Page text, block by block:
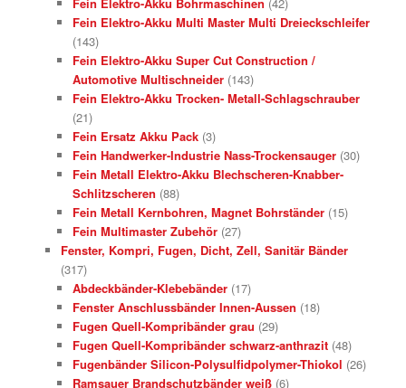
Fein Elektro-Akku Multi Master Multi Dreieckschleifer
(143)
Fein Elektro-Akku Super Cut Construction /
Automotive Multischneider (143)
Fein Elektro-Akku Trocken- Metall-Schlagschrauber
(21)
Fein Ersatz Akku Pack (3)
Fein Handwerker-Industrie Nass-Trockensauger (30)
Fein Metall Elektro-Akku Blechscheren-Knabber-
Schlitzscheren (88)
Fein Metall Kernbohren, Magnet Bohrständer (15)
Fein Multimaster Zubehör (27)
Fenster, Kompri, Fugen, Dicht, Zell, Sanitär Bänder
(317)
Abdeckbänder-Klebebänder (17)
Fenster Anschlussbänder Innen-Aussen (18)
Fugen Quell-Kompribänder grau (29)
Fugen Quell-Kompribänder schwarz-anthrazit (48)
Fugenbänder Silicon-Polysulfidpolymer-Thiokol (26)
Ramsauer Brandschutzbänder weiß (6)